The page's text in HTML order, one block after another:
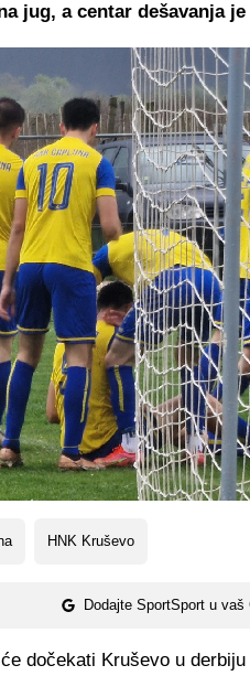
HNK Kruševo
Dodajte SportSport u vaš
jug, a centar dešavanja
dočekati Kruševo u